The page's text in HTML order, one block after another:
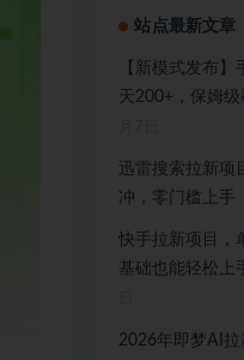
站点最新文章
【新模式发布
天200+，保姆
迅雷搜索拉新项
冲，零门槛上手
快手拉新项目，
基础也能轻松上
2026年即梦AI